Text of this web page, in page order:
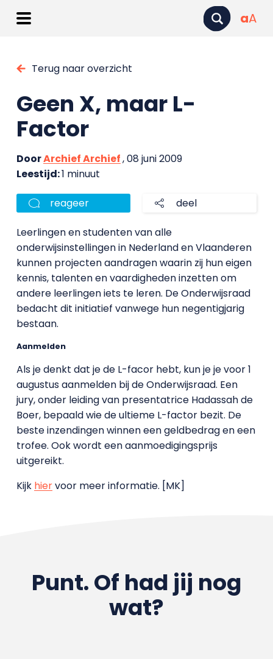
aA
Terug naar overzicht
Geen X, maar L-
Factor
DoorArchief Archief, 08 juni 2009
Leestijd:1 minuut
reageer deel
Leerlingen en studenten van alle
onderwijsinstellingen in Nederland en Vlaanderen
kunnen projecten aandragen waarin zij hun eigen
kennis, talenten en vaardigheden inzetten om
andere leerlingen iets te leren. De Onderwijsraad
bedacht dit initiatief vanwege hun negentigjarig
bestaan.
Aanmelden
Als je denkt dat je de L-facor hebt, kun je je voor 1
augustus aanmelden bij de Onderwijsraad. Een
jury, onder leiding van presentatrice Hadassah de
Boer, bepaald wie de ultieme L-factor bezit. De
beste inzendingen winnen een geldbedrag en een
trofee. Ook wordt een aanmoedigingsprijs
uitgereikt.
Kijk hiervoor meer informatie. [MK]
Punt. Of had jij nog
wat?